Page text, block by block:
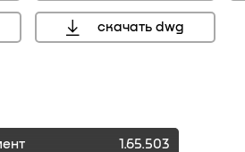
мм, справочный размер
скачать dwg
1.65.503